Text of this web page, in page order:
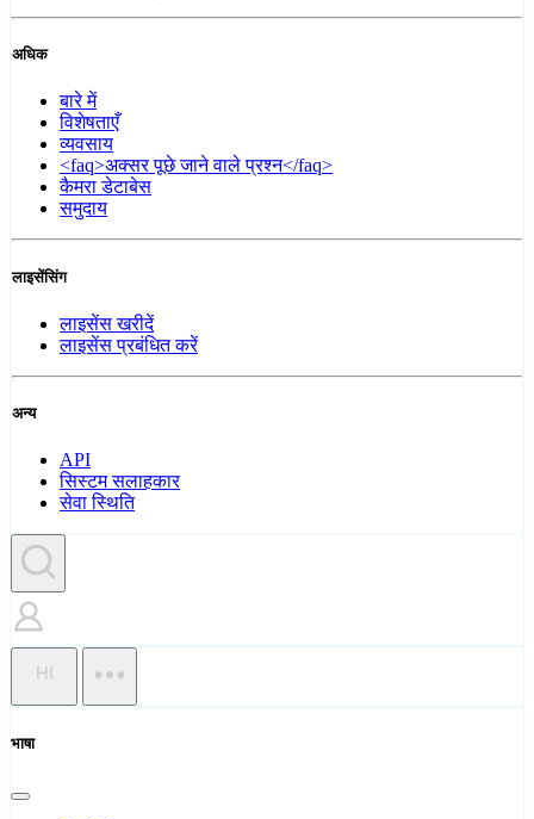
अधिक
बारे में
विशेषताएँ
व्यवसाय
<faq>अक्सर पूछे जाने वाले प्रश्न</faq>
कैमरा डेटाबेस
समुदाय
लाइसेंसिंग
लाइसेंस खरीदें
लाइसेंस प्रबंधित करें
अन्य
API
सिस्टम सलाहकार
सेवा स्थिति
HI
भाषा